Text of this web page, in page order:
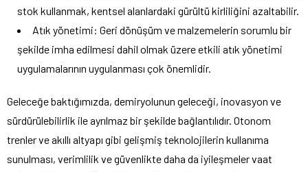
stok kullanmak, kentsel alanlardaki gürültü kirliliğini azaltabilir.
Atık yönetimi: Geri dönüşüm ve malzemelerin sorumlu bir
şekilde imha edilmesi dahil olmak üzere etkili atık yönetimi
uygulamalarının uygulanması çok önemlidir.
Geleceğe baktığımızda, demiryolunun geleceği, inovasyon ve
sürdürülebilirlik ile ayrılmaz bir şekilde bağlantılıdır. Otonom
trenler ve akıllı altyapı gibi gelişmiş teknolojilerin kullanıma
sunulması, verimlilik ve güvenlikte daha da iyileşmeler vaat